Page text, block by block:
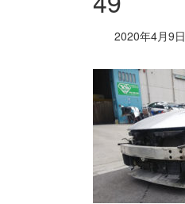
2020年4月9日